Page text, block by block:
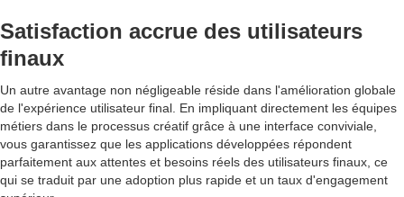
Satisfaction accrue des utilisateurs
finaux
Un autre avantage non négligeable réside dans l'amélioration globale
de l'expérience utilisateur final. En impliquant directement les équipes
métiers dans le processus créatif grâce à une interface conviviale,
vous garantissez que les applications développées répondent
parfaitement aux attentes et besoins réels des utilisateurs finaux, ce
qui se traduit par une adoption plus rapide et un taux d'engagement